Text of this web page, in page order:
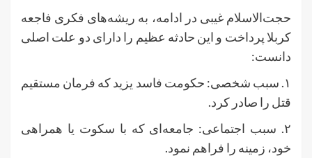
حجت‌الاسلام غیبی در ادامه، به ریشه‌های فکری فاجعه
کربلا پرداخت و این حادثه عظیم را دارای دو علت اصلی
دانست:
۱. سبب شخصی: حکومت فاسد یزید که فرمان مستقیم
قتل را صادر کرد.
۲. سبب اجتماعی: جامعه‌ای که با سکوت یا همراهی
خود، زمینه را فراهم نمود.